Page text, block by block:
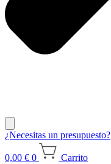
¿Necesitas un presupuesto?
0,00 € 0
Carrito